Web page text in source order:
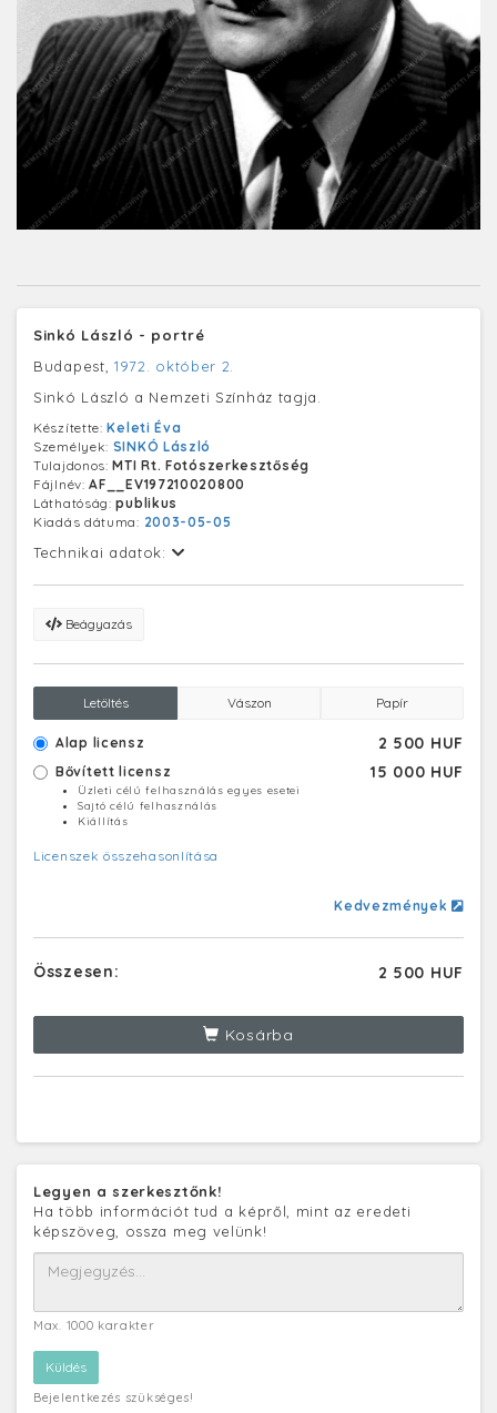
Sinkó László - portré
Budapest, 1972. október 2.
Sinkó László a Nemzeti Színház tagja.
Készítette:Keleti Éva
Személyek: SINKÓ László
Tulajdonos:MTI Rt. Fotószerkesztőség
Fájlnév:AF__EV197210020800
Láthatóság:publikus
Kiadás dátuma: 2003-05-05
Technikai adatok:
Beágyazás
Letöltés Vászon Papír
Alap licensz 2 500 HUF
Bővített licensz 15 000 HUF
Üzleti célú felhasználás egyes esetei
Sajtó célú felhasználás
Kiállítás
Licenszek összehasonlítása
Kedvezmények
Összesen: 2 500 HUF
Kosárba
Legyen a szerkesztőnk!
Ha több információt tud a képről, mint az eredeti
képszöveg, ossza meg velünk!
Max. 1000 karakter
Bejelentkezés szükséges!